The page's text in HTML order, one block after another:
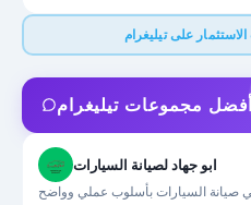
أفضل مجموعات تيليغرام
ابو جهاد لصيانة السيارات